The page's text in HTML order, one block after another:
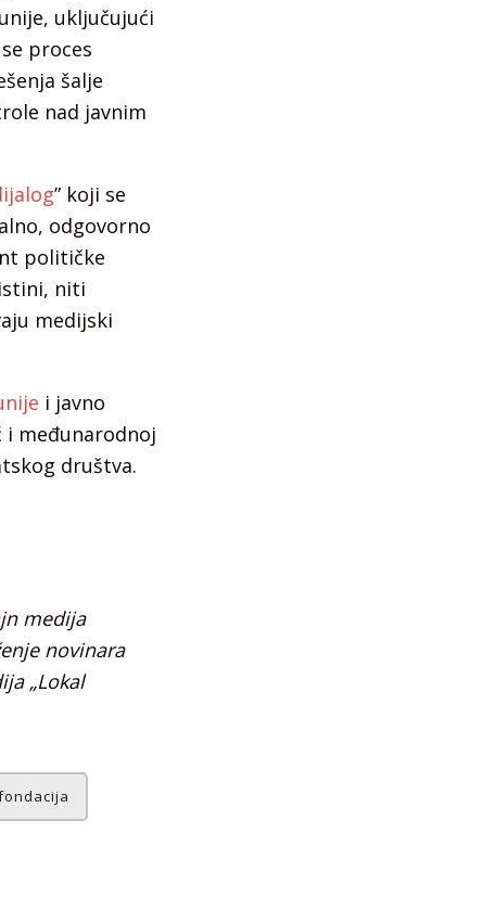
uključujući
proces
šalje
nad javnim
” koji se
odgovorno
političke
niti
medijski
i javno
i međunarodnoj
društva.
medija
novinara
„Lokal